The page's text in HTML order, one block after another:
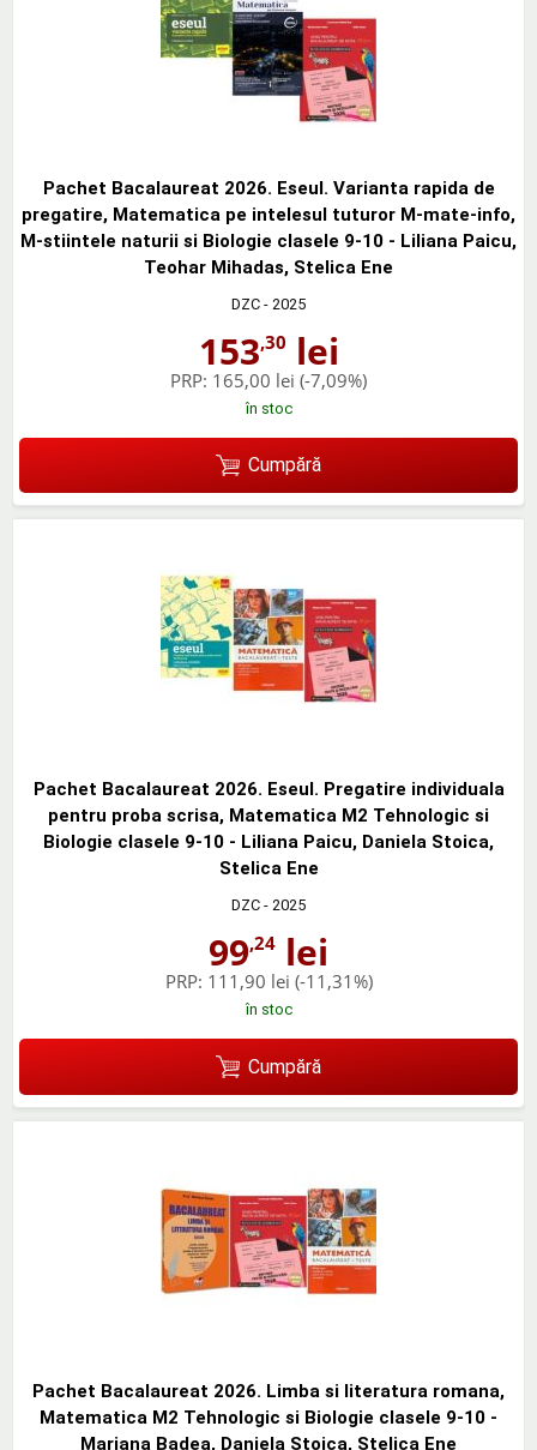
Pachet Bacalaureat 2026. Eseul. Varianta rapida de
pregatire, Matematica pe intelesul tuturor M-mate-info,
M-stiintele naturii si Biologie clasele 9-10 - Liliana Paicu,
Teohar Mihadas, Stelica Ene
DZC - 2025
153,30 lei
PRP: 165,00 lei (-7,09%)
în stoc
Cumpără
Pachet Bacalaureat 2026. Eseul. Pregatire individuala
pentru proba scrisa, Matematica M2 Tehnologic si
Biologie clasele 9-10 - Liliana Paicu, Daniela Stoica,
Stelica Ene
DZC - 2025
99,24 lei
PRP: 111,90 lei (-11,31%)
în stoc
Cumpără
Pachet Bacalaureat 2026. Limba si literatura romana,
Matematica M2 Tehnologic si Biologie clasele 9-10 -
Mariana Badea, Daniela Stoica, Stelica Ene